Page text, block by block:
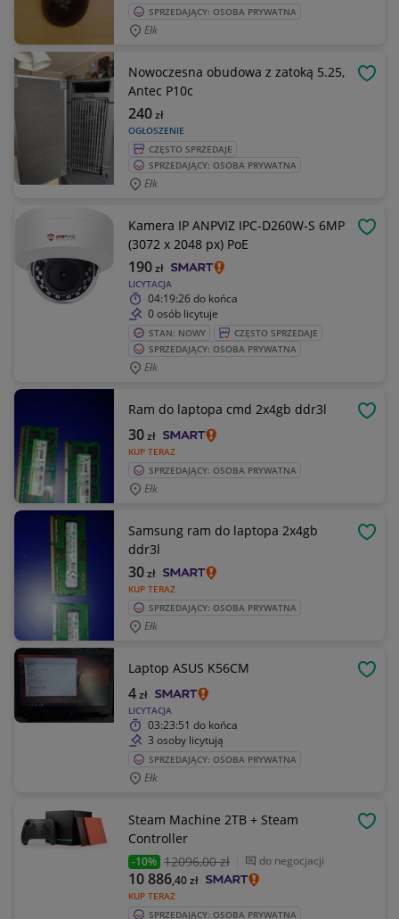
SPRZEDAJĄCY: OSOBA PRYWATNA
Ełk
Nowoczesna obudowa z zatoką 5.25,
Antec P10c
OGŁOSZENIE
240zł
CZĘSTO SPRZEDAJE
SPRZEDAJĄCY: OSOBA PRYWATNA
Ełk
Kamera IP ANPVIZ IPC-D260W-S 6MP
(3072 x 2048 px) PoE
LICYTACJA
190zł
04:19:26do końca
0 osób licytuje
STAN: NOWY
CZĘSTO SPRZEDAJE
SPRZEDAJĄCY: OSOBA PRYWATNA
Ełk
Ram do laptopa cmd 2x4gb ddr3l
KUP TERAZ
30zł
SPRZEDAJĄCY: OSOBA PRYWATNA
Ełk
Samsung ram do laptopa 2x4gb
ddr3l
KUP TERAZ
30zł
SPRZEDAJĄCY: OSOBA PRYWATNA
Ełk
Laptop ASUS K56CM
LICYTACJA
4zł
03:23:51 do końca
3 osoby licytują
SPRZEDAJĄCY: OSOBA PRYWATNA
Ełk
Steam Machine 2TB + Steam
Controller
-10% 12096,00 zł do negocjacji
KUP TERAZ
10 886,40zł
SPRZEDAJĄCY: OSOBA PRYWATNA